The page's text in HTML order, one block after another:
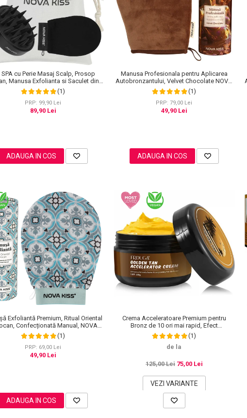
SPA cu Perie Masaj Scalp, Prosop
Manusa Exfolianta si Saculet din
Bumbac, NOVA KISS®
(1)
PRP: 99,90 Lei
89,90 Lei
ADAUGA IN COS
Manusa Profesionala pentru Aplicarea
Autobronzantului, Velvet Chocolate NOVA
KISS®
(1)
PRP: 79,00 Lei
49,90 Lei
ADAUGA IN COS
Exfoliantă Premium, Ritual Oriental
Confecționată Manual, NOVA
KISS®
(1)
PRP: 69,00 Lei
49,90 Lei
ADAUGA IN COS
Crema Acceleratoare Premium pentru
Bronz de 10 ori mai rapid, Efect
Intensificator, Ingrediente 100% Naturale,
Frduga
(1)
de la
125,00 Lei 75,00 Lei
VEZI VARIANTE